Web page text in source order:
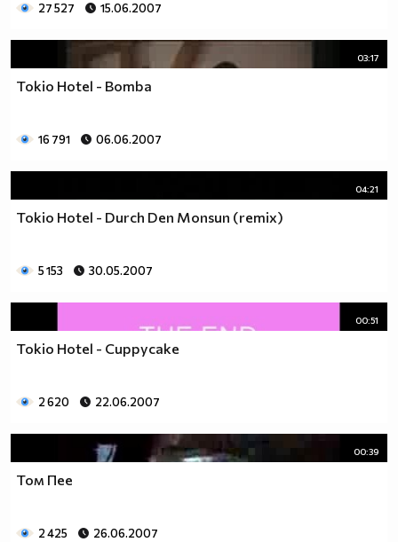
27 527 15.06.2007
03:17
Tokio Hotel - Bomba
16 791 06.06.2007
04:21
Tokio Hotel - Durch Den Monsun (remix)
5 153 30.05.2007
00:51
Tokio Hotel - Cuppycake
2 620 22.06.2007
00:39
Том Пее
2 425 26.06.2007